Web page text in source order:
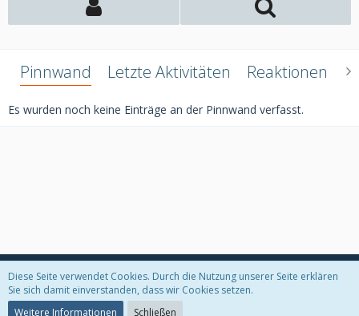
Pinnwand Letzte Aktivitäten Reaktionen
Es wurden noch keine Einträge an der Pinnwand verfasst.
Datenschutzerklärung Kontakt Impressum
Diese Seite verwendet Cookies. Durch die Nutzung unserer Seite erklären
Sie sich damit einverstanden, dass wir Cookies setzen.
Weitere Informationen
Schließen